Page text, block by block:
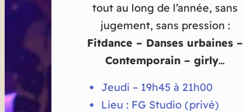
tout au long de l’année, sans
jugement, sans pression :
Fitdance – Danses urbaines –
Contemporain – girly…
Jeudi – 19h45 à 21h00
Lieu : FG Studio (privé)